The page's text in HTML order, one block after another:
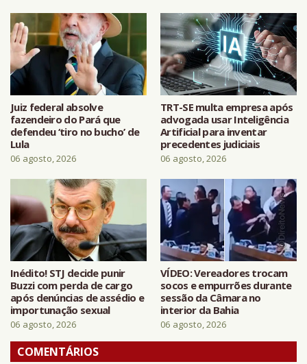
Juiz federal absolve
fazendeiro do Pará que
defendeu ‘tiro no bucho’ de
Lula
06 agosto, 2026
TRT-SE multa empresa após
advogada usar Inteligência
Artificial para inventar
precedentes judiciais
06 agosto, 2026
Inédito! STJ decide punir
Buzzi com perda de cargo
após denúncias de assédio e
importunação sexual
06 agosto, 2026
VÍDEO: Vereadores trocam
socos e empurrões durante
sessão da Câmara no
interior da Bahia
06 agosto, 2026
COMENTÁRIOS